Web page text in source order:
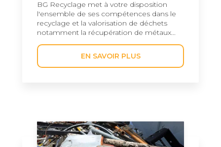
BG Recyclage met à votre disposition
l'ensemble de ses compétences dans le
recyclage et la valorisation de déchets
notamment la récupération de métaux...
EN SAVOIR PLUS